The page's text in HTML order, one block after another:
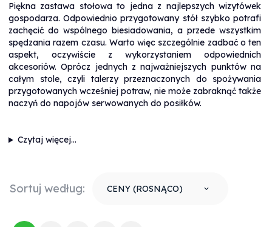
Piękna zastawa stołowa to jedna z najlepszych wizytówek
gospodarza. Odpowiednio przygotowany stół szybko potrafi
zachęcić do wspólnego biesiadowania, a przede wszystkim
spędzania razem czasu. Warto więc szczególnie zadbać o ten
aspekt, oczywiście z wykorzystaniem odpowiednich
akcesoriów. Oprócz jednych z najważniejszych punktów na
całym stole, czyli talerzy przeznaczonych do spożywania
przygotowanych wcześniej potraw, nie może zabraknąć także
naczyń do napojów serwowanych do posiłków.
Czytaj więcej...
Sortuj według:
sort CENY (ROSNĄCO)